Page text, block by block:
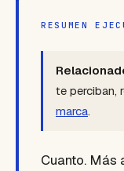
RESUMEN
te perciban,
marca.
Cuanto. Más